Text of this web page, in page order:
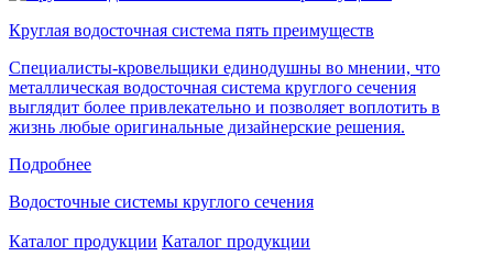
Круглая водосточная система пять преимуществ
Специалисты-кровельщики единодушны во мнении, что
металлическая водосточная система круглого сечения
выглядит более привлекательно и позволяет воплотить в
жизнь любые оригинальные дизайнерские решения.
Подробнее
Водосточные системы круглого сечения
Каталог продукции Каталог продукции